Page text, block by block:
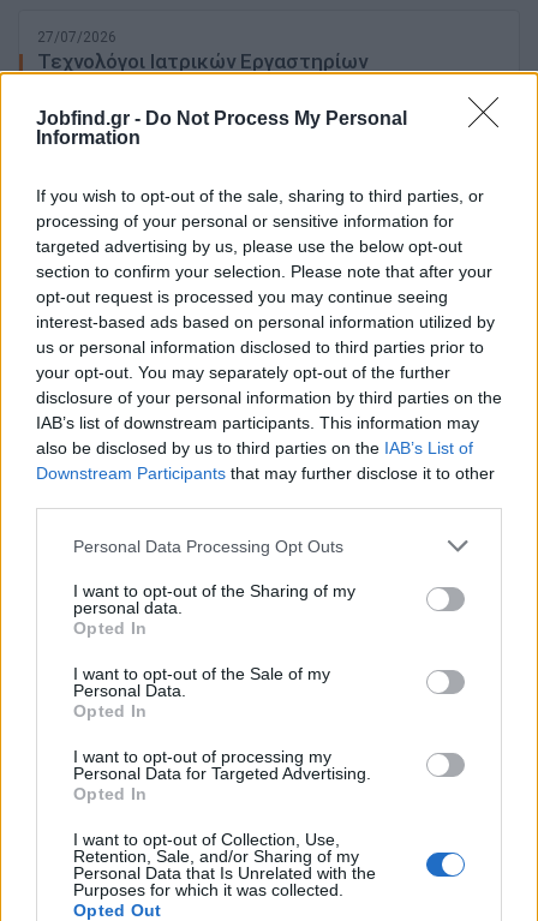
Jobfind.gr - Do Not Process My Personal
Information
If you wish to opt-out of the sale, sharing to third parties, or
processing of your personal or sensitive information for
targeted advertising by us, please use the below opt-out
section to confirm your selection. Please note that after your
opt-out request is processed you may continue seeing
interest-based ads based on personal information utilized by
us or personal information disclosed to third parties prior to
your opt-out. You may separately opt-out of the further
disclosure of your personal information by third parties on the
IAB’s list of downstream participants. This information may
also be disclosed by us to third parties on the IAB’s List of
Downstream Participants that may further disclose it to other
Personal Data Processing Opt Outs
I want to opt-out of the Sharing of my
personal data.
Opted In
I want to opt-out of the Sale of my
Personal Data.
Opted In
I want to opt-out of processing my
Personal Data for Targeted Advertising.
Opted In
I want to opt-out of Collection, Use,
Retention, Sale, and/or Sharing of my
Personal Data that Is Unrelated with the
Purposes for which it was collected.
Opted Out
27/07/2026
Τεχνολόγοι Ιατρικών Εργαστηρίων
ΚΟΡΥΔΑΛΛΟΣ | ΑΘΗΝΑ - ΑΤΤΙΚΗ
21/07/2026
Τεχνολόγος Ιατρικών Εργαστηρίων για
στελέχωση Μονάδας Διάλυσης Ογκολογικών
Φαρμάκων
ΜΑΡΟΥΣΙ | ΑΘΗΝΑ - ΑΤΤΙΚΗ
Πλήρης απασχόληση
Τεχνολόγος Ιατρικών Εργαστηρίων
ΛΑΡΙΣΑ
07/07/2026
Τεχνολόγος Ιατρικών Εργαστηρίων
ΑΜΠΕΛΟΚΗΠΟΙ | ΑΘΗΝΑ - ΑΤΤΙΚΗ
Πλήρης απασχόληση